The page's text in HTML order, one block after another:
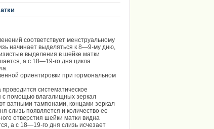
соответствует менструальному
начинает выделяться к 8—9-му дню,
выделения в шейке матки
а с 18—19-го дня цикла
ориентировки при гормональном
систематическое
с помощью влагалищных зеркал
ватными тампонами, концами зеркал
слизь появляется и количество ее
отверстия шейки матки видна
а с 18—19-го дня слизь исчезает